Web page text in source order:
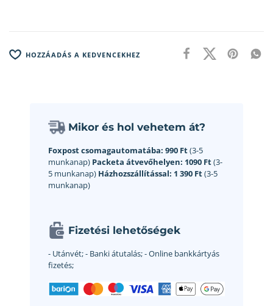
HOZZÁADÁS A KEDVENCEKHEZ
Mikor és hol vehetem át?
Foxpost csomagautomatába: 990 Ft(3-5
munkanap) Packeta átvevőhelyen: 1090 Ft(3-
5 munkanap) Házhozszállítással: 1 390 Ft(3-5
munkanap)
Fizetési lehetőségek
- Utánvét;- Banki átutalás;- Online bankkártyás
fizetés;